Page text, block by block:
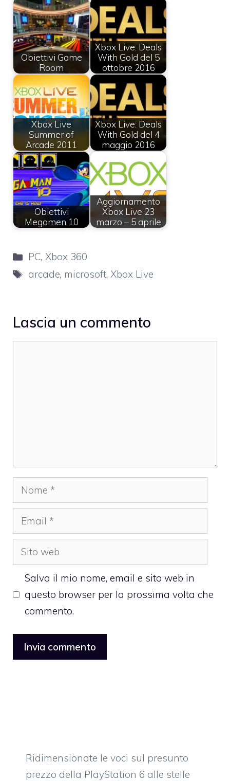
Obiettivi Game
Room
Xbox Live: Deals
With Gold del 5
ottobre 2016
Xbox Live
Summer of
Arcade 2011
Xbox Live: Deals
With Gold del 4
maggio 2016
Obiettivi
Megamen 10
Aggiornamento
Xbox Live 23
marzo – 5 aprile
Categorie
PC,Xbox 360
Tag
arcade, microsoft,Xbox Live
Lascia un commento
Nome
Email
Sito
web
Salva il mio nome, email e sito web in
questo browser per la prossima volta che
commento.
Ridimensionate le voci sul presunto
prezzo della PlayStation 6 alle stelle